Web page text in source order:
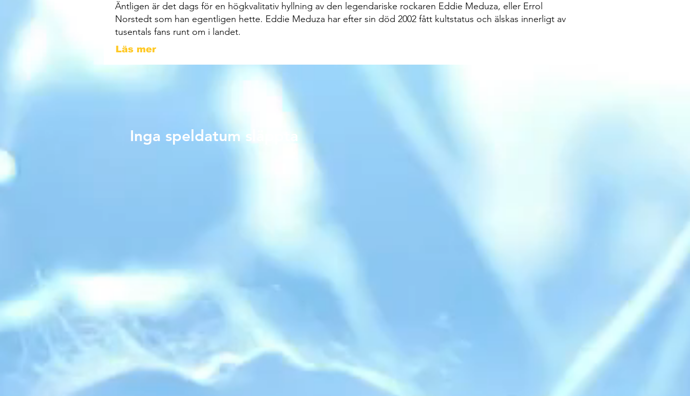
Äntligen är det dags för en högkvalitativ hyllning av den legendariske rockaren Eddie Meduza, eller Errol
Norstedt som han egentligen hette. Eddie Meduza har efter sin död 2002 fått kultstatus och älskas innerligt av
tusentals fans runt om i landet.
Läs mer
Inga speldatum släppta